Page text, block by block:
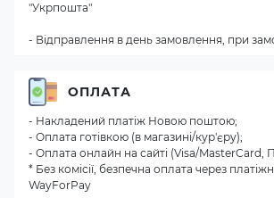
"Укрпошта"
- Відправлення в день замовлення, при
ОПЛАТА
- Накладений платіж Новою поштою;
- Оплата готівкою (в магазині/кур'єру);
- Оплата онлайн на сайті (Visa/MasterCard,
* Без комісії, безпечна оплата через
WayForPay